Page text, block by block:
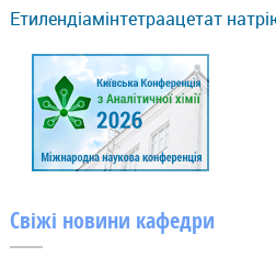
Етилендіамінтетраацетат
Свіжі новини кафедри